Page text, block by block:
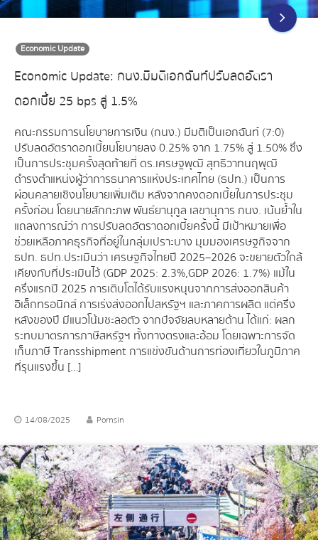
Economic Update
Economic Update: กนง.มีมติเอกฉันท์ปรับลดอัตรา
ดอกเบี้ย 25 bps สู่ 1.5%
คณะกรรมการนโยบายการเงิน (กนง.) มีมติเป็นเอกฉันท์ (7:0)
ปรับลดอัตราดอกเบี้ยนโยบายลง 0.25% จาก 1.75% สู่ 1.50% ซึ่ง
เป็นการประชุมครั้งสุดท้ายที่ ดร.เศรษฐพุฒิ สุทธิวาทนฤพุฒิ
ดำรงตำแหน่งผู้ว่าการธนาคารแห่งประเทศไทย (ธปท.) เป็นการ
ผ่อนคลายเชิงนโยบายเพิ่มเติม หลังจากคงดอกเบี้ยในการประชุม
ครั้งก่อน โดยนายสักกะภพ พันธ์ยานุกูล เลขานุการ กนง. เน้นย้ำใน
แถลงการณ์ว่า การปรับลดอัตราดอกเบี้ยครั้งนี้ มีเป้าหมายเพื่อ
ช่วยเหลือภาคธุรกิจที่อยู่ในกลุ่มเปราะบาง มุมมองเศรษฐกิจจาก
ธปท. ธปท.ประเมินว่า เศรษฐกิจไทยปี 2025–2026 จะขยายตัวใกล้
เคียงกับที่ประเมินไว้ (GDP 2025: 2.3%,GDP 2026: 1.7%) แม้ใน
ครึ่งแรกปี 2025 การเติบโตได้รับแรงหนุนจากการส่งออกสินค้า
อิเล็กทรอนิกส์ การเร่งส่งออกไปสหรัฐฯ และภาคการผลิต แต่ครึ่ง
หลังของปี มีแนวโน้มชะลอตัว จากปัจจัยลบหลายด้าน ได้แก่: ผลก
ระทบมาตรการภาษีสหรัฐฯ ทั้งทางตรงและอ้อม โดยเฉพาะการจัด
เก็บภาษี Transshipment การแข่งขันด้านการท่องเที่ยวในภูมิภาค
ที่รุนแรงขึ้น […]
14/08/2025 Pornsin